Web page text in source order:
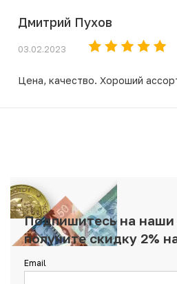
Дмитрий Пухов
03.02.2023
Цена, качество. Хороший
Подпишитесь на наши
получите скидку 2%
Email